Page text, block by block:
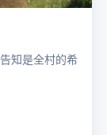
知是全村的希